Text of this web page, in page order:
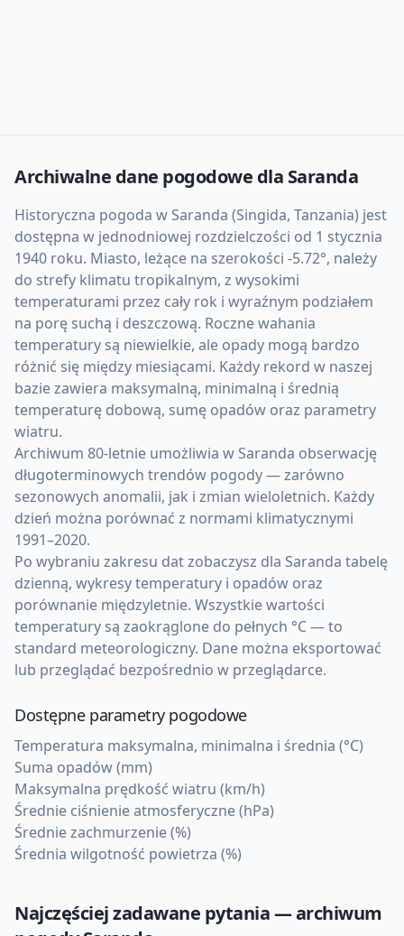
Archiwalne dane pogodowe dla Saranda
Historyczna pogoda w Saranda (Singida, Tanzania) jest
dostępna w jednodniowej rozdzielczości od 1 stycznia
1940 roku. Miasto, leżące na szerokości -5.72°, należy
do strefy klimatu tropikalnym, z wysokimi
temperaturami przez cały rok i wyraźnym podziałem
na porę suchą i deszczową. Roczne wahania
temperatury są niewielkie, ale opady mogą bardzo
różnić się między miesiącami. Każdy rekord w naszej
bazie zawiera maksymalną, minimalną i średnią
temperaturę dobową, sumę opadów oraz parametry
wiatru.
Archiwum 80-letnie umożliwia w Saranda obserwację
długoterminowych trendów pogody — zarówno
sezonowych anomalii, jak i zmian wieloletnich. Każdy
dzień można porównać z normami klimatycznymi
1991–2020.
Po wybraniu zakresu dat zobaczysz dla Saranda tabelę
dzienną, wykresy temperatury i opadów oraz
porównanie międzyletnie. Wszystkie wartości
temperatury są zaokrąglone do pełnych °C — to
standard meteorologiczny. Dane można eksportować
lub przeglądać bezpośrednio w przeglądarce.
Dostępne parametry pogodowe
Temperatura maksymalna, minimalna i średnia (°C)
Suma opadów (mm)
Maksymalna prędkość wiatru (km/h)
Średnie ciśnienie atmosferyczne (hPa)
Średnie zachmurzenie (%)
Średnia wilgotność powietrza (%)
Najczęściej zadawane pytania — archiwum